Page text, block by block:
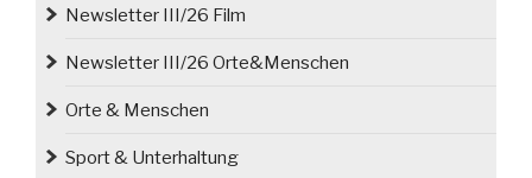
Newsletter III/26 Film
Newsletter III/26 Orte&Menschen
Orte & Menschen
Sport & Unterhaltung